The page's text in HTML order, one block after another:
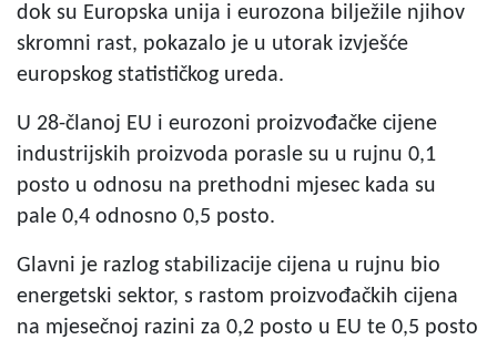
dok su Europska unija i eurozona bilježile njihov
skromni rast, pokazalo je u utorak izvješće
europskog statističkog ureda.
U 28-članoj EU i eurozoni proizvođačke cijene
industrijskih proizvoda porasle su u rujnu 0,1
posto u odnosu na prethodni mjesec kada su
pale 0,4 odnosno 0,5 posto.
Glavni je razlog stabilizacije cijena u rujnu bio
energetski sektor, s rastom proizvođačkih cijena
na mjesečnoj razini za 0,2 posto u EU te 0,5 posto